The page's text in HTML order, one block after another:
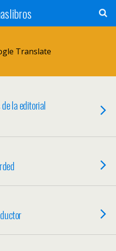
Translate
la editorial